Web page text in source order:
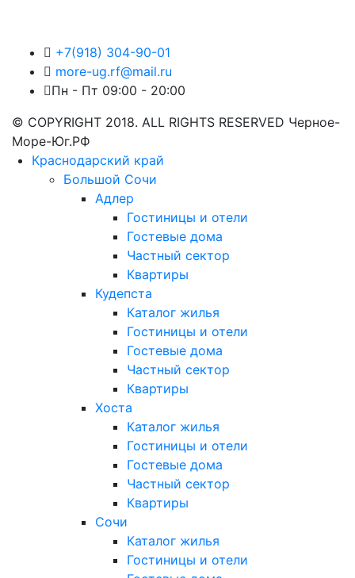
+7(918) 304-90-01
more-ug.rf@mail.ru
Пн - Пт 09:00 - 20:00
© COPYRIGHT 2018. ALL RIGHTS RESERVED Черное-
Море-Юг.РФ
Краснодарский край
Большой Сочи
Адлер
Гостиницы и отели
Гостевые дома
Частный сектор
Квартиры
Кудепста
Каталог жилья
Гостиницы и отели
Гостевые дома
Частный сектор
Квартиры
Хоста
Каталог жилья
Гостиницы и отели
Гостевые дома
Частный сектор
Квартиры
Сочи
Каталог жилья
Гостиницы и отели